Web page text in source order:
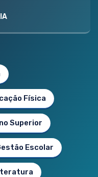
Física
Superior
Escolar